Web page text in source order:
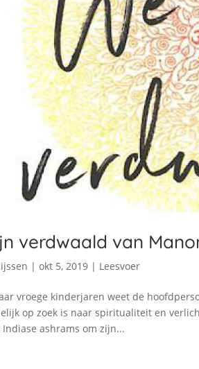
verdwaald van
|okt 5, 2019 | Leesvoer
vroege kinderjaren weet de
op zoek is naar spiritualiteit en
ashrams om zijn...